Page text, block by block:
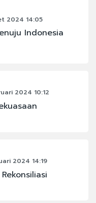
2024 14:05
Indonesia
2024 10:12
2024 14:19